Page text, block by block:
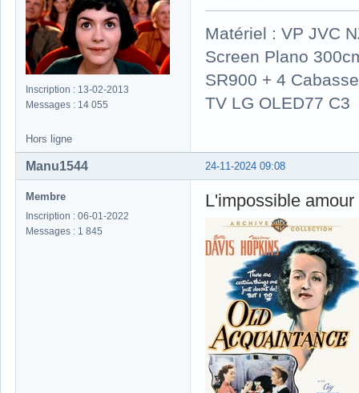
Inscription : 13-02-2013
Messages : 14 055
Matériel : VP JVC
Screen Plano
SR900 + 4
TV LG OLED77 C3
Hors ligne
24-11-2024 09:08
Manu1544
Membre
Inscription : 06-01-2022
Messages : 1 845
L'impossible amour